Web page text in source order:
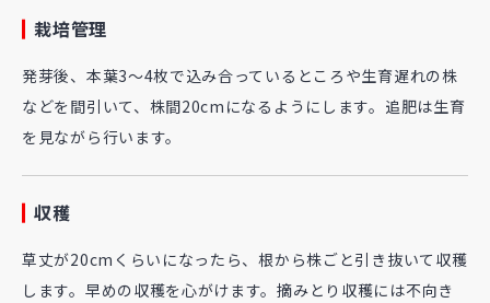
栽培管理
発芽後、本葉3～4枚で込み合っているところや生育遅れの株
などを間引いて、株間20cmになるようにします。追肥は生育
を見ながら行います。
収穫
草丈が20cmくらいになったら、根から株ごと引き抜いて収穫
します。早めの収穫を心がけます。摘みとり収穫には不向き